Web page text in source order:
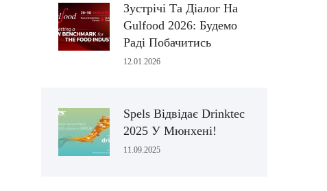
Зустрічі Та Діалог На
Gulfood 2026: Будемо
Раді Побачитись
12.01.2026
Spels Відвідає Drinktec
2025 У Мюнхені!
11.09.2025